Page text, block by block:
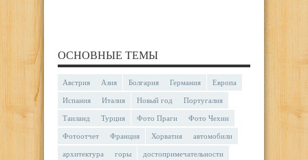
ОСНОВНЫЕ ТЕМЫ
Австрия Азия Болгария Германия Европа
Испания Италия Новый год Португалия
Таиланд Турция Фото Праги Фото Чехии
Фотоотчет Франция Хорватия автомобили
архитектура горы достопримечательности